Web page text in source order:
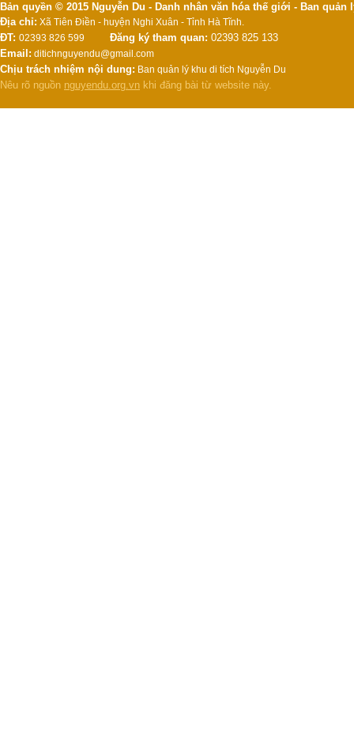
Bản quyền © 2015 Nguyễn Du - Danh nhân văn hóa thế giới - Ban
Địa chỉ: Xã Tiên Điền - huyện Nghi Xuân - Tỉnh Hà Tĩnh.
ĐT: 02393 826 599 Đăng ký tham quan: 02393 825 133
Email: ditichnguyendu@gmail.com
Chịu trách nhiệm nội dung: Ban quản lý khu di tích Nguyễn Du
Nêu rõ nguồn nguyendu.org.vn khi đăng bài từ website này.